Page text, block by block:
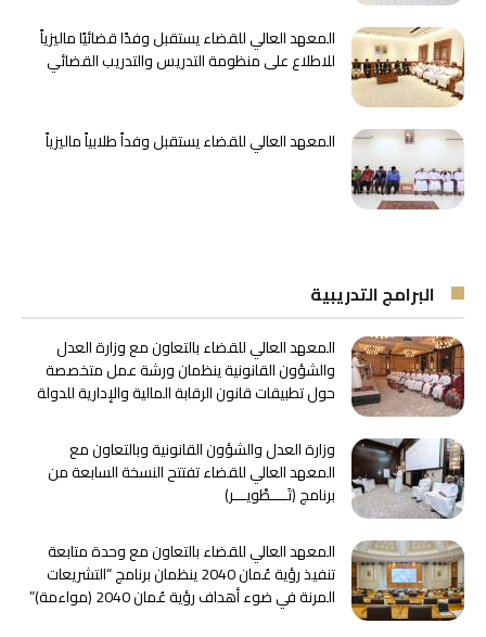
المعهد العالي للقضاء يستقبل وفدًا قضائيًا ماليزياً
للاطلاع على منظومة التدريس والتدريب القضائي
المعهد العالي للقضاء يستقبل وفداً طلابياً ماليزياً
البرامج التدريبية
المعهد العالي للقضاء بالتعاون مع وزارة العدل
والشؤون القانونية ينظمان ورشة عمل متخصصة
حول تطبيقات قانون الرقابة المالية والإدارية للدولة
وزارة العدل والشؤون القانونية وبالتعاون مع
المعهد العالي للقضاء تفتتح النسخة السابعة من
برنامج ﴿تَــــطْويـــر﴾
المعهد العالي للقضاء بالتعاون مع وحدة متابعة
تنفيذ رؤية عُمان 2040 ينظمان برنامج “التشريعات
المرنة في ضوء أهداف رؤية عُمان 2040 (مواءمة)”